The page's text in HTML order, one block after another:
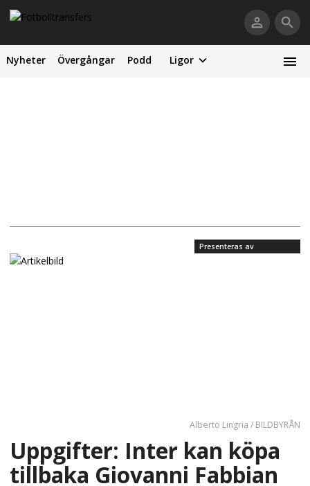
Nyheter Övergångar Podd Ligor
Presenteras av
Alberto Lingria / BILDBYRÅN
Uppgifter: Inter kan köpa
tillbaka Giovanni Fabbian